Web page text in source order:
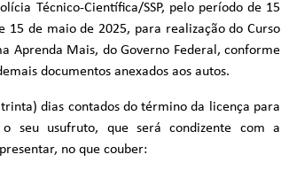
Técnico-Científica/SSP, pelo período de 15
15 de maio de 2025, para realização do Curso
Aprenda Mais, do Governo Federal, conforme
documentos anexados aos autos.
dias contados do término da licença para
seu usufruto, que será condizente com a
no que couber: